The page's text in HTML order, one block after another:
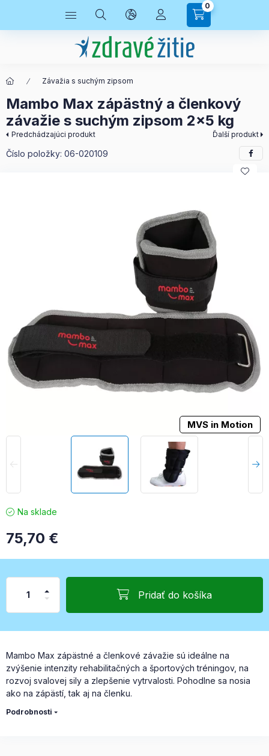
0
Závažia s suchým zipsom
Mambo Max zápästný a členkový
závažie s suchým zipsom 2x5 kg
Predchádzajúci produkt Ďalší produkt
Číslo položky: 06-020109
MVS in Motion
Na sklade
75,70 €
Pridať do košíka
Mambo Max zápästné a členkové závažie sú ideálne na
zvýšenie intenzity rehabilitačných a športových tréningov, na
rozvoj svalovej sily a zlepšenie vytrvalosti. Pohodlne sa nosia
ako na zápästí, tak aj na členku.
Podrobnosti